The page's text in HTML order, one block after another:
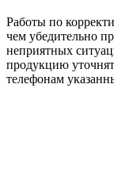
Работы по
чем убедительно
неприятных
продукцию
телефонам